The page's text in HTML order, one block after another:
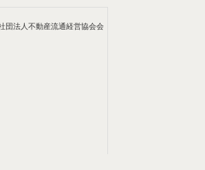
団法人不動産流通経営協会会